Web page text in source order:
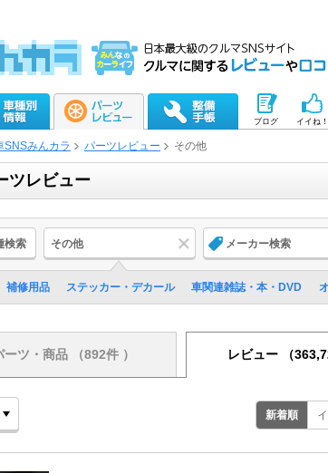
ブログ イイね！
SNSみんカラ パーツレビュー その他
ツレビュー
検索 その他 メーカー検索
補修用品 ステッカー・デカール 車関連雑誌・本・DVD
ーツ・商品 （892件 ） レビュー （
新着順